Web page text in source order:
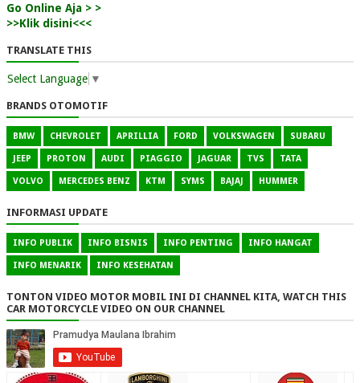
Go Online Aja > >
>>Klik disini<<<
TRANSLATE THIS
Select Language ▼
BRANDS OTOMOTIF
BMW CHEVROLET APRILLIA FORD VOLKSWAGEN SUBARU
JEEP PROTON AUDI PIAGGIO JAGUAR TVS TATA
VOLVO MERCEDES BENZ KTM SYMS BAJAJ HUMMER
INFORMASI UPDATE
INFO PUBLIK INFO BISNIS INFO PENTING INFO HANGAT
INFO MENARIK INFO KESEHATAN
TONTON VIDEO MOTOR MOBIL INI DI CHANNEL KITA, WATCH THIS
CAR MOTORCYCLE VIDEO ON OUR CHANNEL